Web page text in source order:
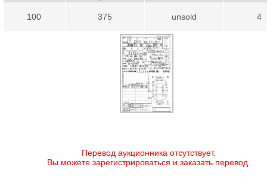
100 375 unsold 4
Перевод аукционника отсутствует.
Вы можете зарегистрироваться и заказать перевод.